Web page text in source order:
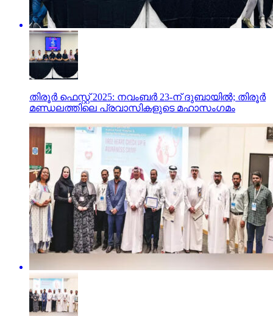
തിരൂർ ഫെസ്റ്റ് 2025: നവംബർ 23-ന് ദുബായിൽ; തിരൂർ
മണ്ഡലത്തിലെ പ്രവാസികളുടെ മഹാസംഗമം